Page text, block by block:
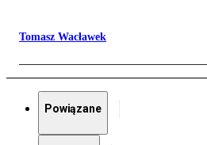
Tomasz Wacławek
Powiązane